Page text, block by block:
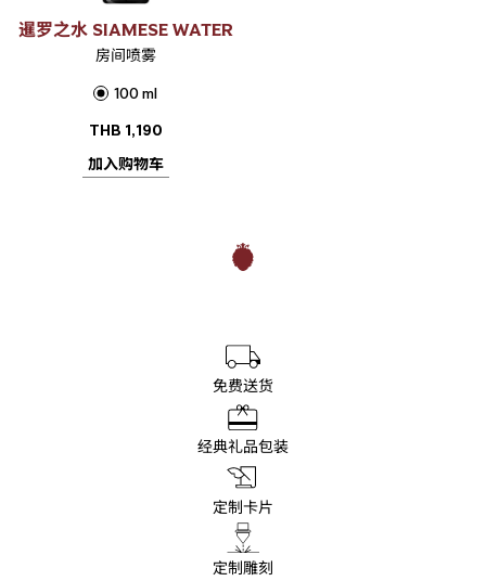
暹罗之水 SIAMESE WATER
房间喷雾
100 ml
THB 1,190
加入购物车
免费送货
经典礼品包装
定制卡片
定制雕刻